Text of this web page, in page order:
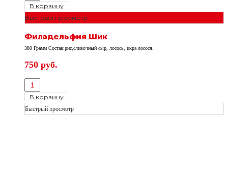
В корзину
Быстрый просмотр
Филадельфия Шик
380 Грамм Состав:рис,сливочный сыр, лосось, икра лосося.
750 руб.
В корзину
Быстрый просмотр